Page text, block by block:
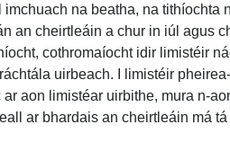
na beatha, na tithíochta
an cheirtleáin a chur in iúl agus
cothromaíocht idir limistéir
uirbeach. I limistéir
aon limistéar uirbithe, mura n-
ar bhardais an cheirtleáin má